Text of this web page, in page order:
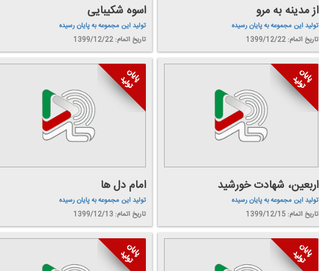
از مدینه به مرو
تولید این مجموعه به پایان رسیده
تاریخ اتمام: 1399/12/22
اسوه شكیبایی
تولید این مجموعه به پایان رسیده
تاریخ اتمام: 1399/12/22
اربعین، شهادت خورشید
تولید این مجموعه به پایان رسیده
تاریخ اتمام: 1399/12/15
امام دل ها
تولید این مجموعه به پایان رسیده
تاریخ اتمام: 1399/12/13